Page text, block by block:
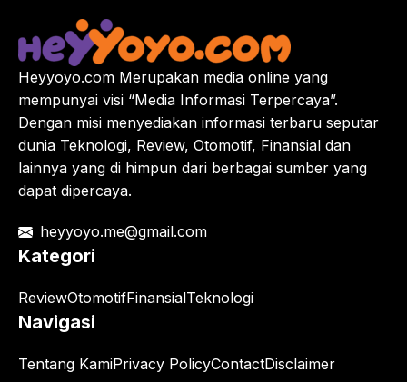
Heyyoyo.com Merupakan media online yang
mempunyai visi “Media Informasi Terpercaya”.
Dengan misi menyediakan informasi terbaru seputar
dunia Teknologi, Review, Otomotif, Finansial dan
lainnya yang di himpun dari berbagai sumber yang
dapat dipercaya.
heyyoyo.me@gmail.com
Kategori
ReviewOtomotifFinansialTeknologi
Navigasi
Tentang KamiPrivacy PolicyContactDisclaimer